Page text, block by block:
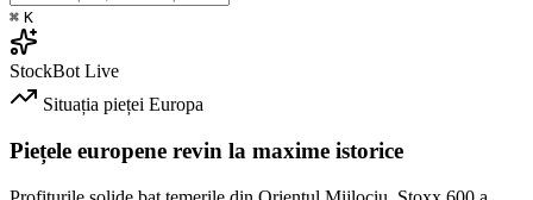
⌘ K
StockBot Live
Situația pieței Europa
Piețele europene revin la maxime istorice